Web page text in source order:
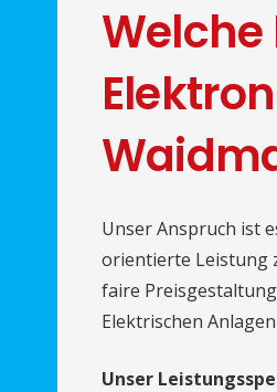
Unser Anspruch ist
orientierte Leistung
faire
Elektrischen
Unser